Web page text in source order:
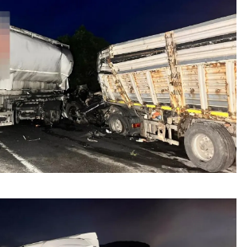
Tekirdağ
Tokat
Trabzon
Tunceli
Şanlıurfa